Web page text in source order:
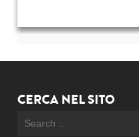
CERCA NEL SITO